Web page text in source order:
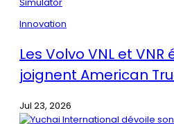
Innovation
Les Volvo VNL et
joignent American
Jul 23, 2026